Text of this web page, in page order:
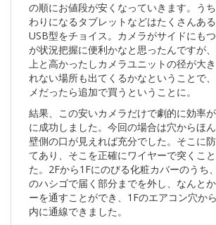
の順にお値段が安くなっていきます。う
わりになるタブレットなどはたくさんあ
USB型をチョイス。カメラがサイドにも
が状況把握に便利かなと思ったんですが
上と高かったしカメラユニットの径が大
れない場所も出てくるかなということで
メだったら追加で買うということに。
結果、この安いカメラだけで劇的に効率
に成功しました。今回の場合は穴からほ
壁側の口が見えれば充分でした。そこに
てあり、そこを正確にワイヤーで突くこ
た。2Fから1Fにのびる化粧カバーのうち
のハシゴで届く部分までを外し、なんと
ーを通すことができ、1Fのエアコン穴か
内に通線できました。